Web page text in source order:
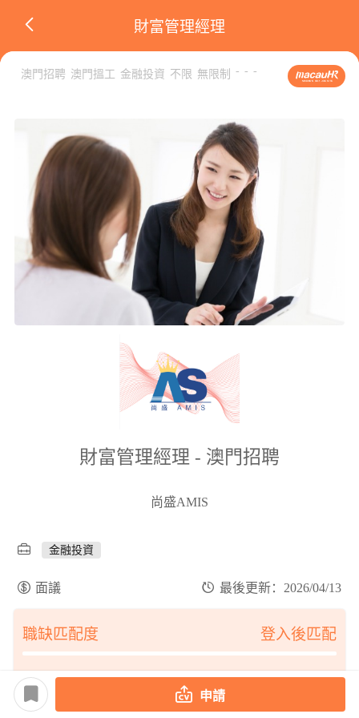
財富管理經理
澳門招聘 澳門搵工 金融投資 不限 無限制 - - -
財富管理經理 - 澳門招聘
尚盛AMIS
金融投資
面議 最後更新：2026/04/13
職缺匹配度 登入後匹配
申請